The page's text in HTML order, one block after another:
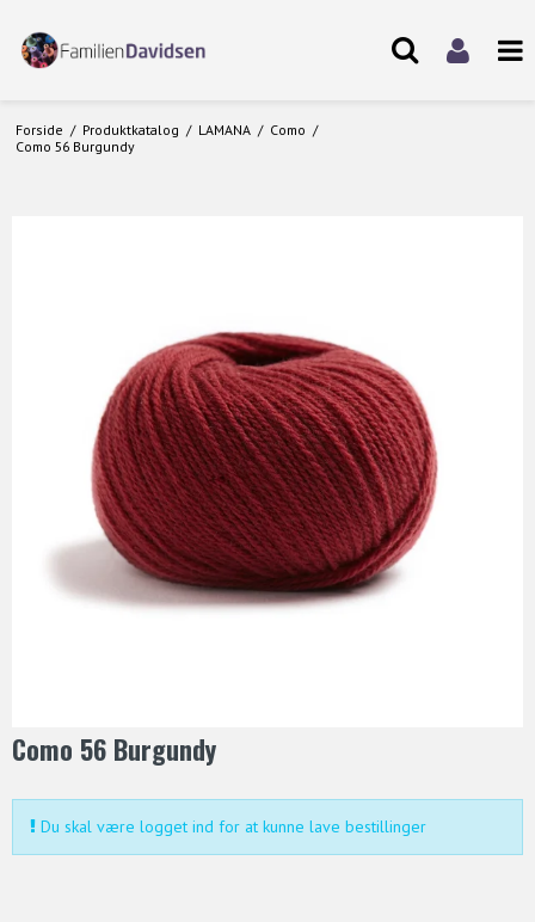
Forside / Produktkatalog / LAMANA / Como /
Como 56 Burgundy
Como 56 Burgundy
Du skal være logget ind for at kunne lave bestillinger